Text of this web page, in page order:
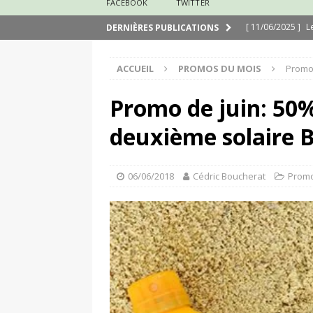
FACEBOOK TWITTER
DERNIÈRES PUBLICATIONS [ 11/06/2025 ]
[ 24/03/2025 ]
[ 24/03/2025 ]
[ 31/08/2020 ]
ACCUEIL PROMOS DU MOIS
Promo de juin:
deuxième solaire
06/06/2018 Cédric Boucherat